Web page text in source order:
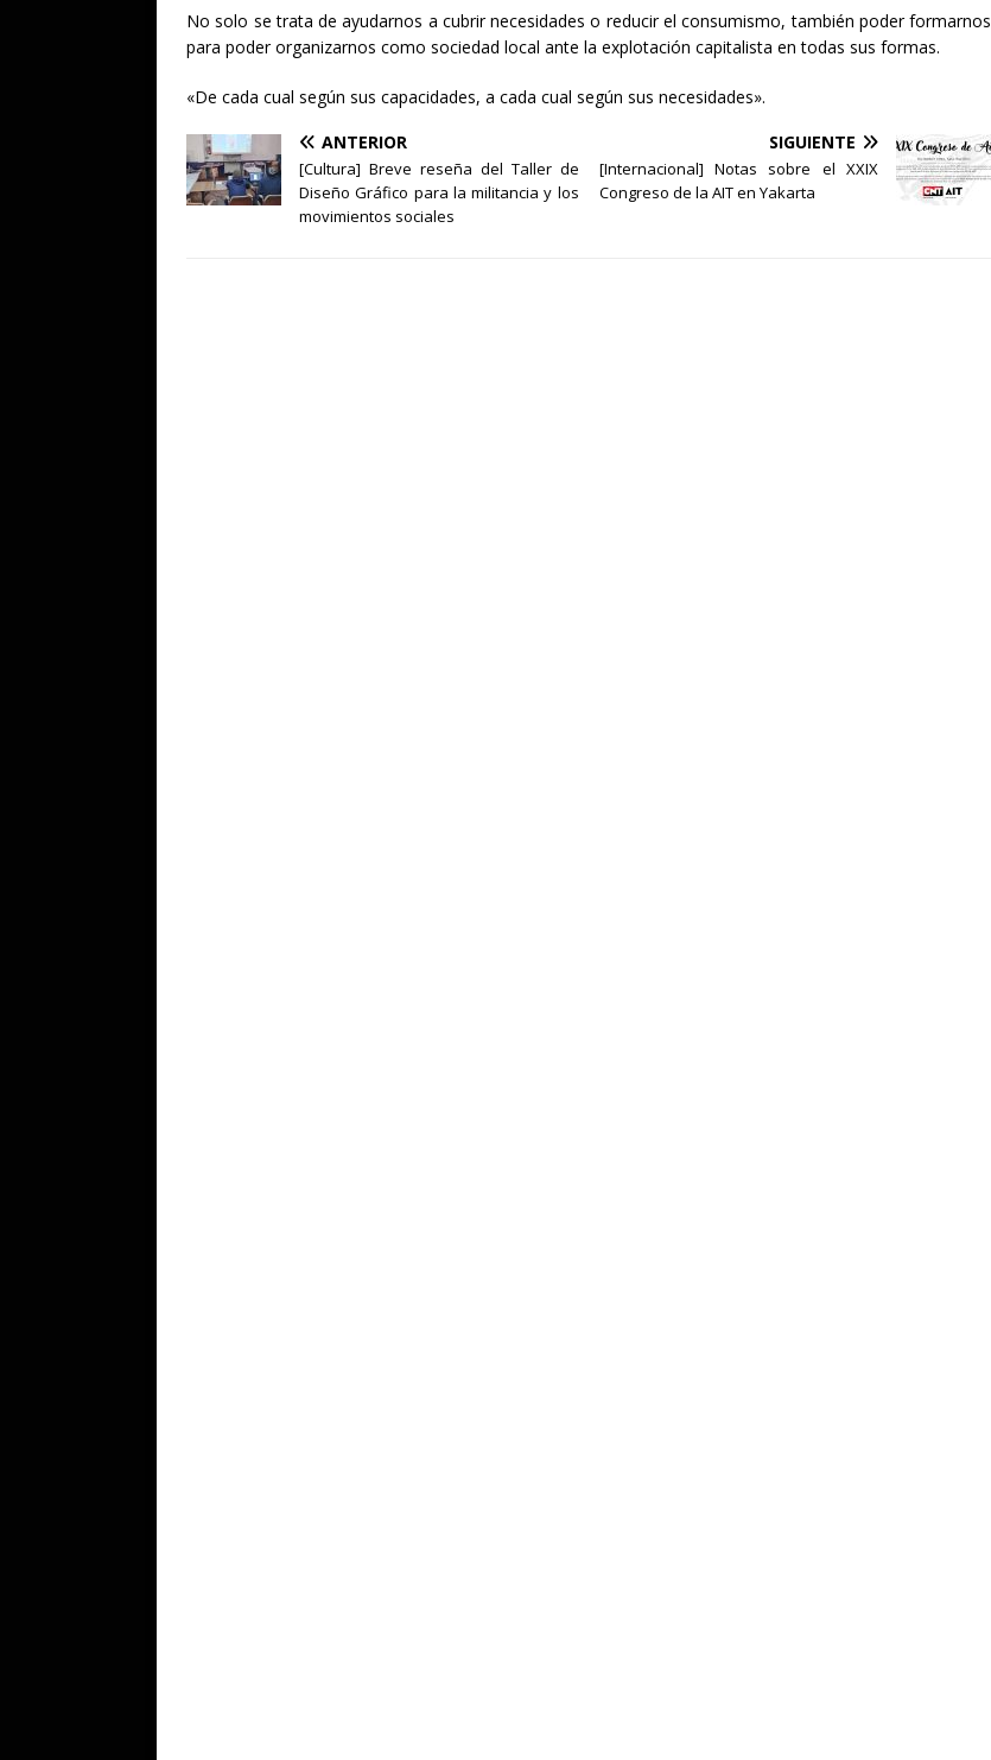
No solo se trata de ayudarnos a cubrir necesidades o reducir el consumismo, también poder formarnos
para poder organizarnos como sociedad local ante la explotación capitalista en todas sus formas.
«De cada cual según sus capacidades, a cada cual según sus necesidades».
ANTERIOR
[Cultura] Breve reseña del Taller de
Diseño Gráfico para la militancia y los
movimientos sociales
SIGUIENTE
[Internacional] Notas sobre el XXIX
Congreso de la AIT en Yakarta